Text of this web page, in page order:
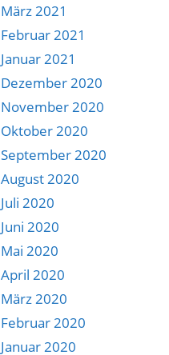
März 2021
Februar 2021
Januar 2021
Dezember 2020
November 2020
Oktober 2020
September 2020
August 2020
Juli 2020
Juni 2020
Mai 2020
April 2020
März 2020
Februar 2020
Januar 2020